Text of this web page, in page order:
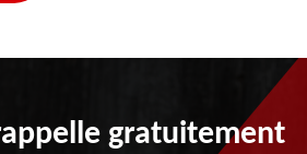
gratuitement